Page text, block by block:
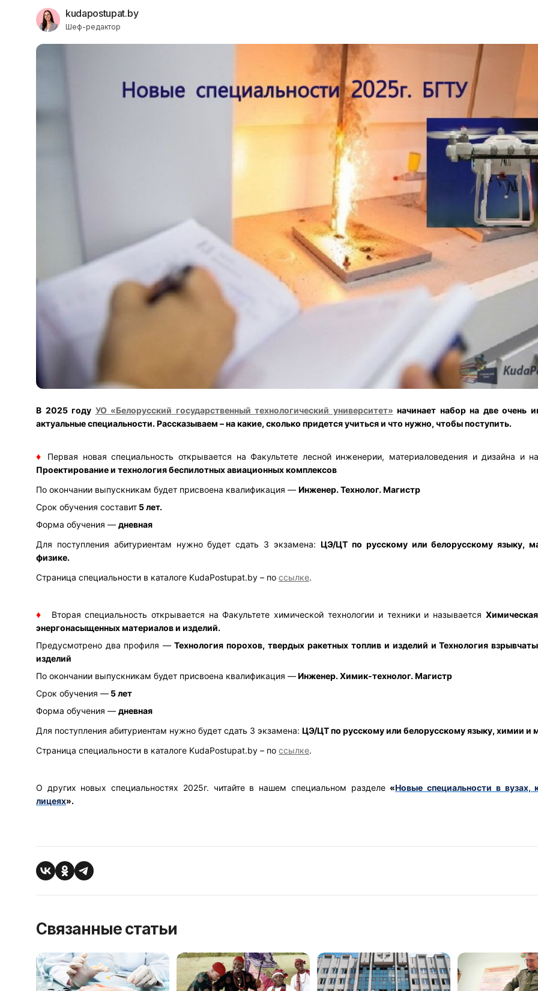
kudapostupat.by
Шеф-редактор
В 2025 году УО «Белорусский государственный технологический университет» начинает набор на две очень
актуальные специальности. Рассказываем – на какие, сколько придется учиться и что нужно, чтобы поступить.
♦ Первая новая специальность открывается на Факультете лесной инженерии, материаловедения и дизайна и н
Проектирование и технология беспилотных авиационных комплексов
По окончании выпускникам будет присвоена квалификация — Инженер. Технолог. Магистр
Срок обучения составит 5 лет.
Форма обучения — дневная
Для поступления абитуриентам нужно будет сдать 3 экзамена: ЦЭ/ЦТ по русскому или белорусскому языку,
физике.
Страница специальности в каталоге KudaPostupat.by – по ссылке.
♦ Вторая специальность открывается на Факультете химической технологии и техники и называется
энергонасыщенных материалов и изделий.
Предусмотрено два профиля —Технология порохов, твердых ракетных топлив и изделий и Технология
изделий
По окончании выпускникам будет присвоена квалификация —Инженер. Химик-технолог. Магистр
Срок обучения — 5 лет
Форма обучения — дневная
Для поступления абитуриентам нужно будет сдать 3 экзамена: ЦЭ/ЦТ по русскому или белорусскому языку, химии и
Страница специальности в каталоге KudaPostupat.by – по ссылке.
О других новых специальностях 2025г. читайте в нашем специальном разделе «Новые специальности в вузах,
лицеях».
Связанные статьи